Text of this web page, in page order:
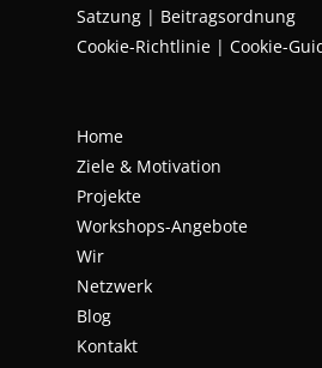
Satzung | Beitragsordnung
Cookie-Richtlinie | Cookie-
Home
Ziele & Motivation
Projekte
Workshops-Angebote
Wir
Netzwerk
Blog
Kontakt